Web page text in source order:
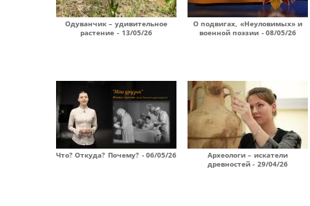
Одуванчик – удивительное
растение - 13/05/26
О подвигах, «Неуловимых» и
военной поэзии - 08/05/26
Что? Откуда? Почему? - 06/05/26
Археологи – искатели
древностей - 29/04/26